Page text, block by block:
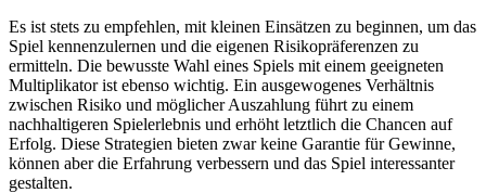
Es ist stets zu empfehlen, mit kleinen Einsätzen zu beginnen, um das
Spiel kennenzulernen und die eigenen Risikopräferenzen zu
ermitteln. Die bewusste Wahl eines Spiels mit einem geeigneten
Multiplikator ist ebenso wichtig. Ein ausgewogenes Verhältnis
zwischen Risiko und möglicher Auszahlung führt zu einem
nachhaltigeren Spielerlebnis und erhöht letztlich die Chancen auf
Erfolg. Diese Strategien bieten zwar keine Garantie für Gewinne,
können aber die Erfahrung verbessern und das Spiel interessanter
gestalten.